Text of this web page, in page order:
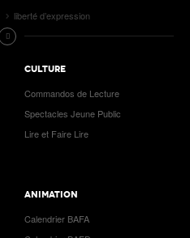
liberté d’expression
CULTURE
Commandos de Lecture
Spectacles Jeune Public
Lire et Faire Lire
ANIMATION
Calendrier BAFA